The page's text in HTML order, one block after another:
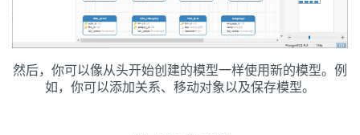
然后，你可以像从头开始创建的模型一样使用新的模型。例
如，你可以添加关系、移动对象以及保存模型。